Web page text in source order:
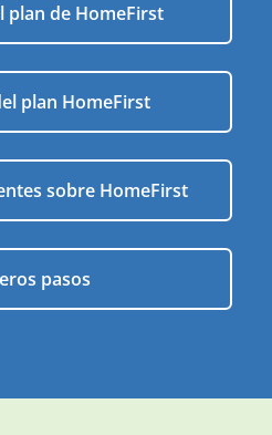
plan de HomeFirst
plan HomeFirst
sobre HomeFirst
pasos